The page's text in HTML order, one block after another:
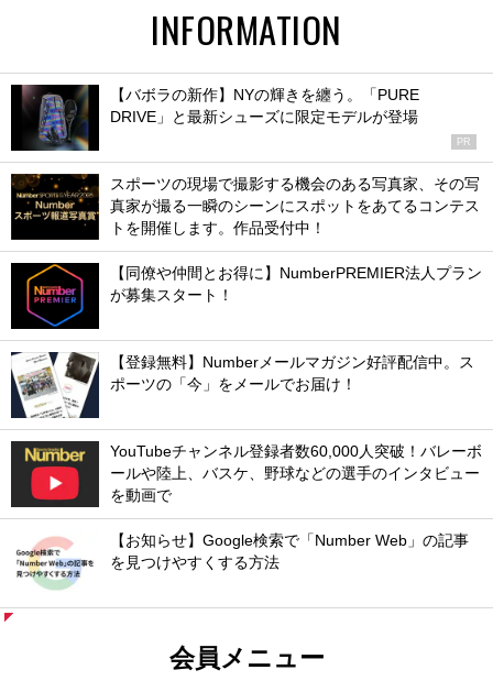
INFORMATION
【バボラの新作】NYの輝きを纏う。「PURE
DRIVE」と最新シューズに限定モデルが登場
PR
スポーツの現場で撮影する機会のある写真家、その写
真家が撮る一瞬のシーンにスポットをあてるコンテス
トを開催します。作品受付中！
【同僚や仲間とお得に】NumberPREMIER法人プラン
が募集スタート！
【登録無料】Numberメールマガジン好評配信中。ス
ポーツの「今」をメールでお届け！
YouTubeチャンネル登録者数60,000人突破！バレーボ
ールや陸上、バスケ、野球などの選手のインタビュー
を動画で
【お知らせ】Google検索で「Number Web」の記事
を見つけやすくする方法
会員メニュー